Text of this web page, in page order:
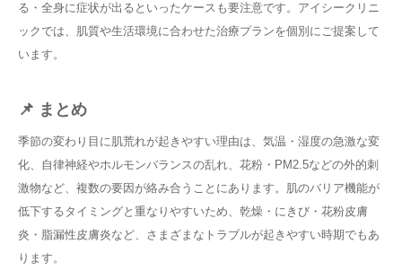
る・全身に症状が出るといったケースも要注意です。アイシークリニ
ックでは、肌質や生活環境に合わせた治療プランを個別にご提案して
います。
📌 まとめ
季節の変わり目に肌荒れが起きやすい理由は、気温・湿度の急激な変
化、自律神経やホルモンバランスの乱れ、花粉・PM2.5などの外的刺
激物など、複数の要因が絡み合うことにあります。肌のバリア機能が
低下するタイミングと重なりやすいため、乾燥・にきび・花粉皮膚
炎・脂漏性皮膚炎など、さまざまなトラブルが起きやすい時期でもあ
ります。